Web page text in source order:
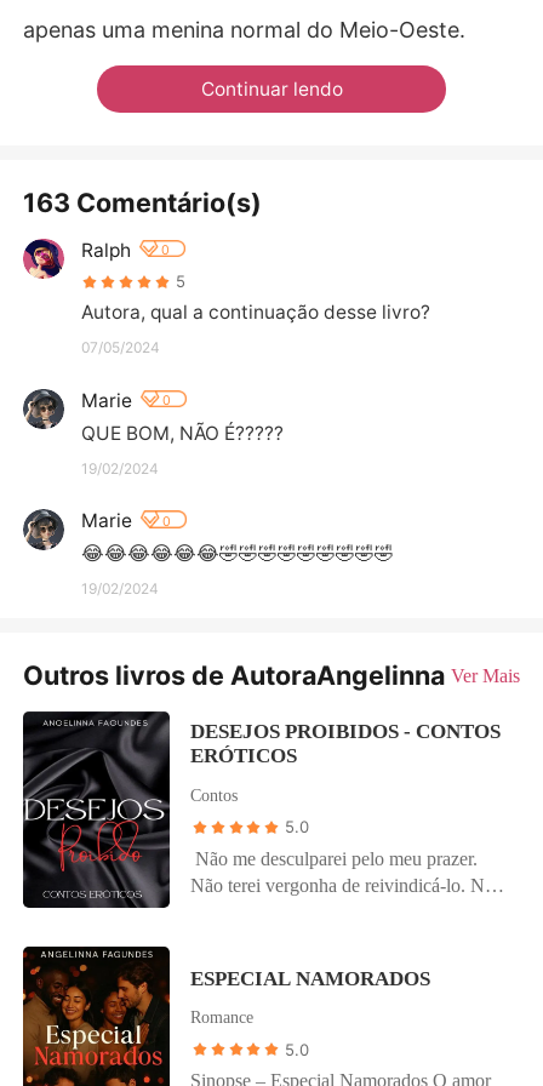
apenas uma menina normal do Meio-Oeste.
Continuar lendo
163 Comentário(s)
Ralph 0
5
Autora, qual a continuação desse livro?
07/05/2024
Marie 0
QUE BOM, NÃO É?????
19/02/2024
Marie 0
😂😂😂😂😂😂🤣🤣🤣🤣🤣🤣🤣🤣🤣
19/02/2024
Outros livros de AutoraAngelinna Ver Mais
DESEJOS PROIBIDOS - CONTOS
ERÓTICOS
Contos
5.0
Não me desculparei pelo meu prazer.
Não terei vergonha de reivindicá-lo. Não
serei obrigada. Não calarei meu gozo.
Não temerei a força do meu orgasmo.
Não sucumbirei à força da repressão. Não
cessarei de buscar a plenitude. Não
ESPECIAL NAMORADOS
Romance
5.0
Sinopse – Especial Namorados O amor